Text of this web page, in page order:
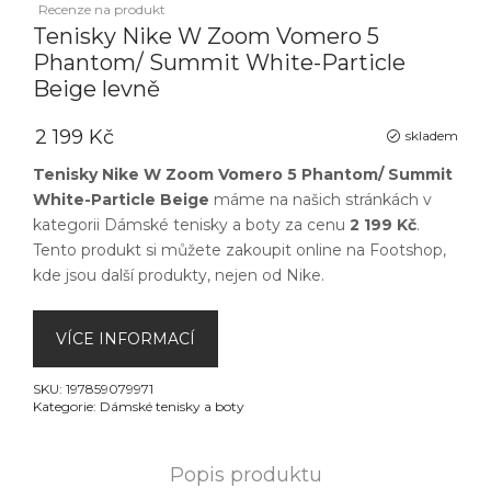
Recenze na produkt
Tenisky Nike W Zoom Vomero 5
Phantom/ Summit White-Particle
Beige levně
skladem
2 199 Kč
Tenisky Nike W Zoom Vomero 5 Phantom/ Summit
White-Particle Beige máme na našich stránkách v
kategorii Dámské tenisky a boty za cenu 2 199 Kč.
Tento produkt si můžete zakoupit online na Footshop,
kde jsou další produkty, nejen od Nike.
VÍCE INFORMACÍ
SKU: 197859079971
Kategorie: Dámské tenisky a boty
Popis produktu